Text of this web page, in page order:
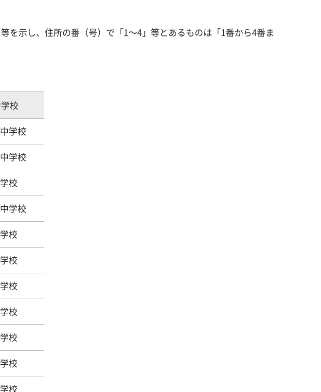
を示し、住所の番（号）で「1～4」等とあるものは「1番から4番ま
校
学校
学校
校
学校
校
校
校
校
校
校
校